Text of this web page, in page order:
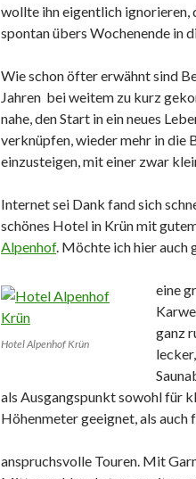
wollte ihn eigentlich ignorieren,
spontan übers Wochenende in
Wie schon öfter erwähnt sind
Jahren bei weitem zu kurz
nahe, den Start in ein neues
verknüpfen, wieder mehr in die
einzusteigen, mit einer zwar
Internet sei Dank fand sich
schönes Hotel in Krün mit
Alpenhof. Möchte ich hier auch
Hotel Alpenhof Krün
eine
ganz
als Ausgangspunkt sowohl für
Höhenmeter geeignet, als auch
anspruchsvolle Touren. Mit